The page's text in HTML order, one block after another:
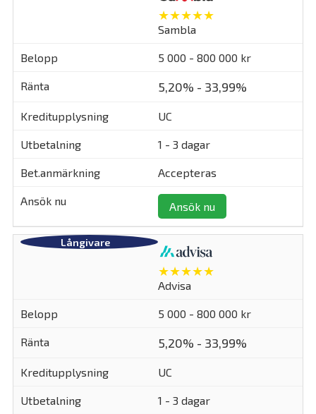
★★★★★
Sambla
5 000 - 800 000 kr
5,20% - 33,99%
UC
1 - 3 dagar
Accepteras
Ansök nu
★★★★★
Advisa
5 000 - 800 000 kr
5,20% - 33,99%
UC
1 - 3 dagar